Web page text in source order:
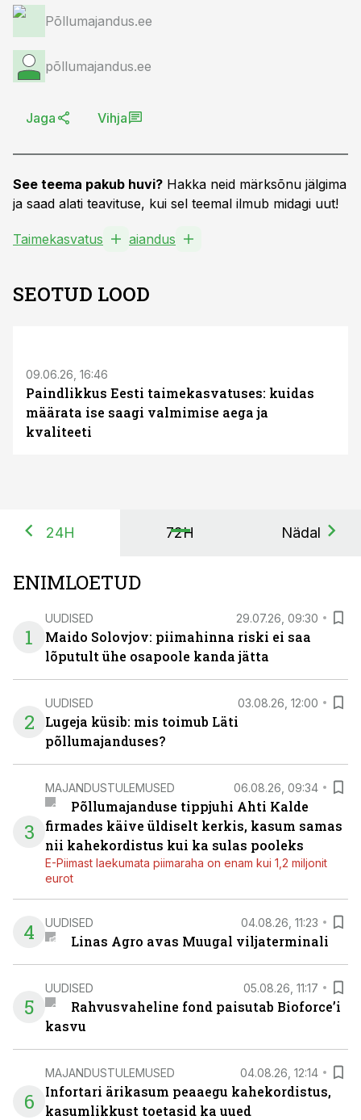
Põllumajandus.ee
põllumajandus.ee
Jaga Vihja
See teema pakub huvi? Hakka neid märksõnu jälgima
ja saad alati teavituse, kui sel teemal ilmub midagi uut!
Taimekasvatus aiandus
SEOTUD LOOD
09.06.26, 16:46
Paindlikkus Eesti taimekasvatuses: kuidas
määrata ise saagi valmimise aega ja
kvaliteeti
24H 72H Nädal
ENIMLOETUD
1
UUDISED 29.07.26, 09:30
Maido Solovjov: piimahinna riski ei saa
lõputult ühe osapoole kanda jätta
2
UUDISED 03.08.26, 12:00
Lugeja küsib: mis toimub Läti
põllumajanduses?
3
MAJANDUSTULEMUSED 06.08.26, 09:34
Põllumajanduse tippjuhi Ahti Kalde
firmades käive üldiselt kerkis, kasum samas
nii kahekordistus kui ka sulas pooleks
E-Piimast laekumata piimaraha on enam kui 1,2 miljonit
eurot
4 UUDISED 04.08.26, 11:23
Linas Agro avas Muugal viljaterminali
5
UUDISED 05.08.26, 11:17
Rahvusvaheline fond paisutab Bioforce’i
kasvu
6
MAJANDUSTULEMUSED 04.08.26, 12:14
Infortari ärikasum peaaegu kahekordistus,
kasumlikkust toetasid ka uued